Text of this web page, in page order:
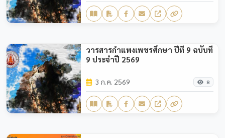
วารสารกำแพงเพชรศึกษา ปีที่ 9 ฉบับที่
9 ประจำปี 2569
3 ก.ค. 2569 8